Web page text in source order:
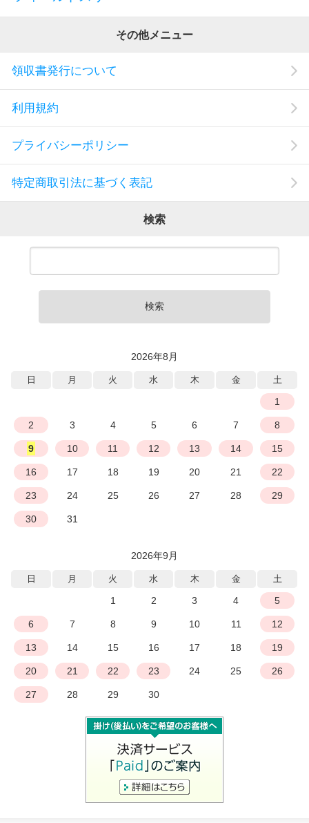
その他メニュー
領収書発行について
利用規約
プライバシーポリシー
特定商取引法に基づく表記
検索
検索
2026年8月
日 月 火 水 木 金 土
1
2 3 4 5 6 7 8
9 10 11 12 13 14 15
16 17 18 19 20 21 22
23 24 25 26 27 28 29
30 31
2026年9月
日 月 火 水 木 金 土
1 2 3 4 5
6 7 8 9 10 11 12
13 14 15 16 17 18 19
20 21 22 23 24 25 26
27 28 29 30